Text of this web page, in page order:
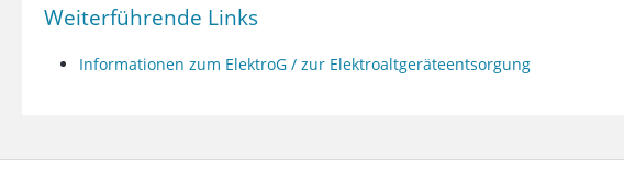
Weiterführende Links
Informationen zum ElektroG / zur Elektroaltgeräteentsorgung